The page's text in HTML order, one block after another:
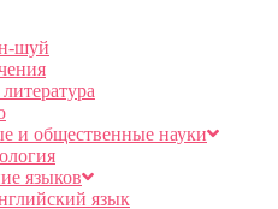
шуй
и общественные науки
языков
язык